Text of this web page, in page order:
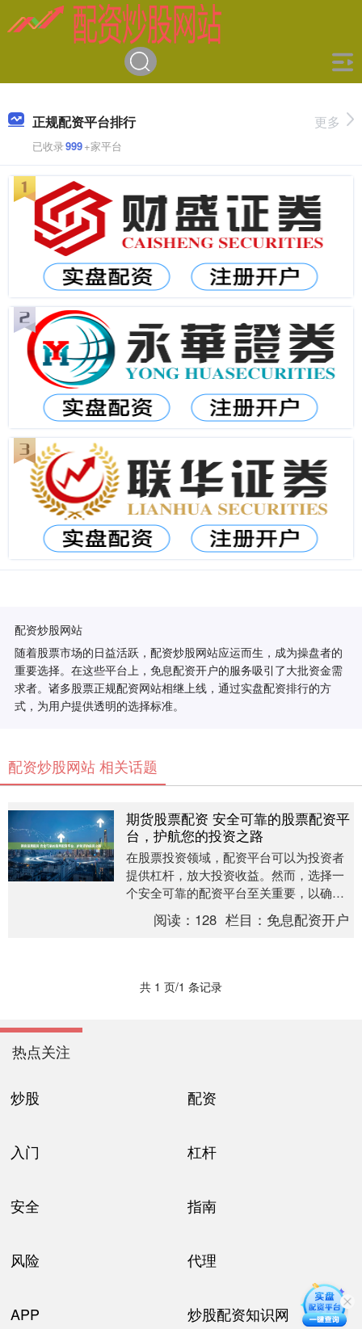
正规配资平台排行
已收录999+家平台
更多
配资炒股网站
随着股票市场的日益活跃，配资炒股网站应运而生，成为操盘者的
重要选择。在这些平台上，免息配资开户的服务吸引了大批资金需
求者。诸多股票正规配资网站相继上线，通过实盘配资排行的方
式，为用户提供透明的选择标准。
配资炒股网站 相关话题
期货股票配资 安全可靠的股票配资平
台，护航您的投资之路
在股票投资领域，配资平台可以为投资者
提供杠杆，放大投资收益。然而，选择一
个安全可靠的配资平台至关重要，以确保
您的资金和投资安全。 3. 成本和费用：了
解配资渠道....
阅读： 128 栏目： 免息配资开户
共 1 页/1 条记录
热点关注
炒股 配资
入门 杠杆
安全 指南
风险 代理
APP 炒股配资知识网